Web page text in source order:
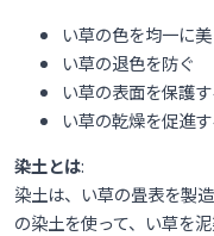
い草の色を均一に
い草の退色を防ぐ
い草の表面を保護す
い草の乾燥を促進す
染土とは:
染土は、い草の畳表を製
の染土を使って、い草を